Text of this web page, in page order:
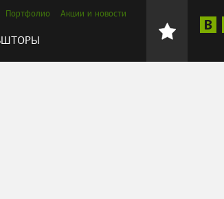
Портфолио Акции и новости